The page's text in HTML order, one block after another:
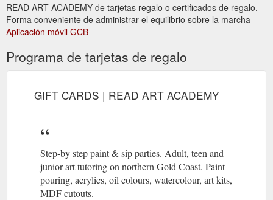
READ ART ACADEMY de tarjetas regalo o certificados de regalo.
Forma conveniente de administrar el equilibrio sobre la marcha
Aplicación móvil GCB
Programa de tarjetas de regalo
GIFT CARDS | READ ART ACADEMY
Step-by step paint & sip parties. Adult, teen and
junior art tutoring on northern Gold Coast. Paint
pouring, acrylics, oil colours, watercolour, art kits,
MDF cutouts.